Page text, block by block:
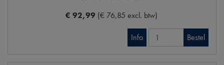
€ 92,99 (€ 76,85 excl. btw)
Info Bestel